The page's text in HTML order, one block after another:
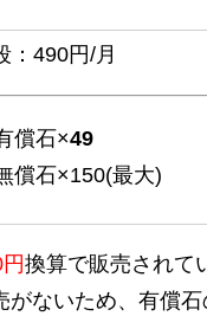
：490円/月
償石×49
償石×150(最大)
換算で販売されて
がないため、有償